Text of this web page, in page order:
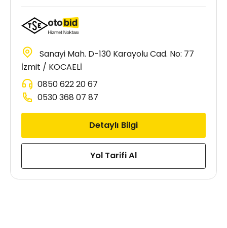
Sanayi Mah. D-130 Karayolu Cad. No: 77
İzmit / KOCAELİ
0850 622 20 67
0530 368 07 87
Detaylı Bilgi
Yol Tarifi Al